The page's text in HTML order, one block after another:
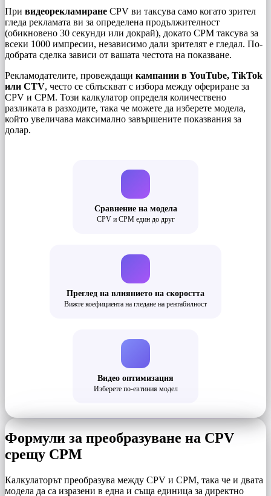
При видеорекламиране CPV ви таксува само когато зрител
гледа рекламата ви за определена продължителност
(обикновено 30 секунди или докрай), докато CPM таксува за
всеки 1000 импресии, независимо дали зрителят е гледал. По-
добрата сделка зависи от вашата честота на показване.
Рекламодателите, провеждащи кампании в YouTube, TikTok
или CTV, често се сблъскват с избора между офериране за
CPV и CPM. Този калкулатор определя количествено
разликата в разходите, така че можете да изберете модела,
който увеличава максимално завършените показвания за
долар.
Сравнение на модела
CPV и CPM един до друг
Преглед на влиянието на скоростта
Вижте коефициента на гледане на рентабилност
Видео оптимизация
Изберете по-евтиния модел
Формули за преобразуване на CPV
срещу CPM
Калкулаторът преобразува между CPV и CPM, така че и двата
модела да са изразени в една и съща единица за директно